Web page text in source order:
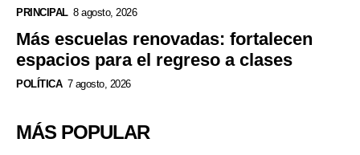
PRINCIPAL 8 agosto, 2026
Más escuelas renovadas: fortalecen
espacios para el regreso a clases
POLÍTICA 7 agosto, 2026
MÁS POPULAR